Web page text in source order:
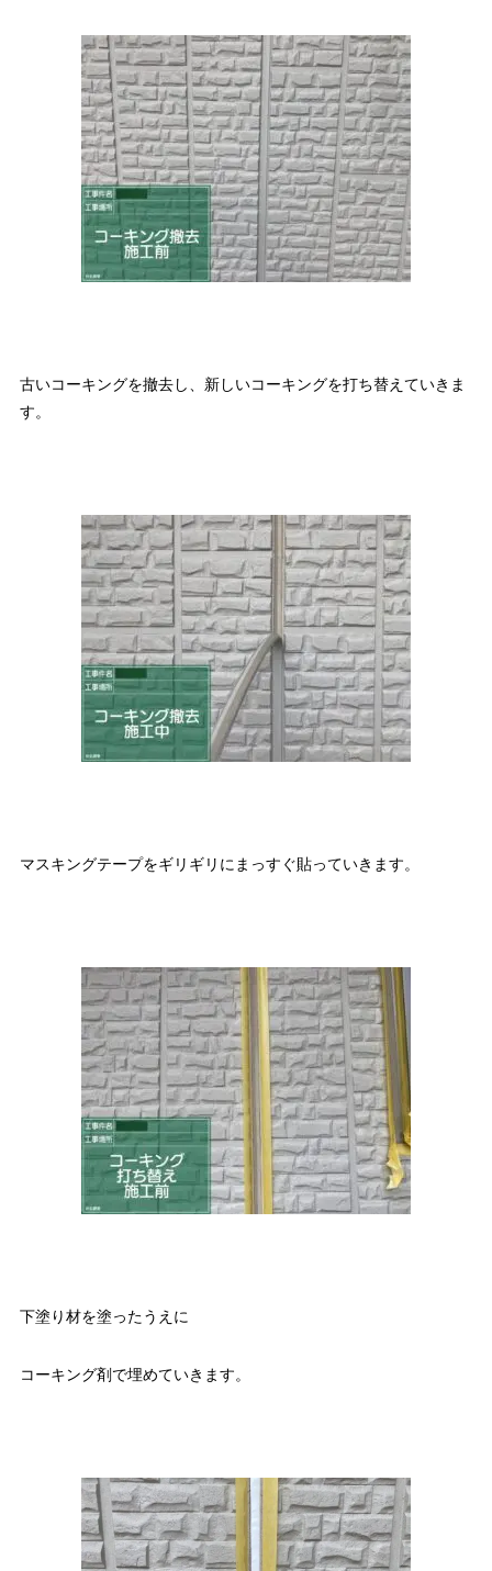
古いコーキングを撤去し、新しいコーキングを打ち替えていきま
す。
マスキングテープをギリギリにまっすぐ貼っていきます。
下塗り材を塗ったうえに
コーキング剤で埋めていきます。